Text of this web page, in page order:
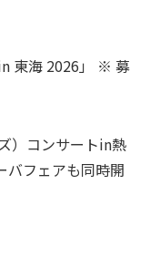
東海 2026」 ※ 募
）コンサートin熱
バフェアも同時開